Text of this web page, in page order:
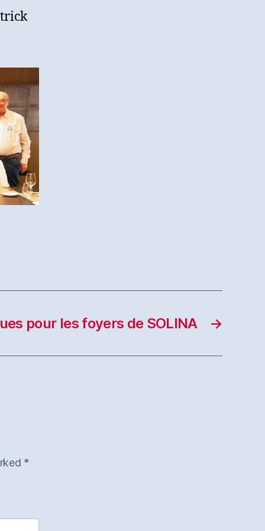
→
pour les foyers de SOLINA
*